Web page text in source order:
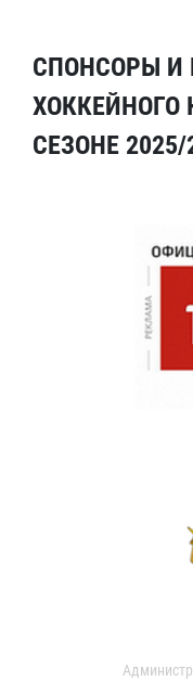
СПОНСОРЫ И
ХОККЕЙНОГО
СЕЗОНЕ 2025/